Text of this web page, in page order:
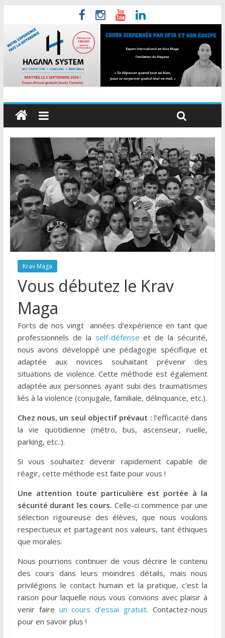
Krav Maga
Vous débutez le Krav
Maga
Forts de nos vingt années d’expérience en tant que
professionnels de la self-défense et de la sécurité,
nous avons développé une pédagogie spécifique et
adaptée aux novices souhaitant prévenir des
situations de violence. Cette méthode est également
adaptée aux personnes ayant subi des traumatismes
liés à la violence (conjugale, familiale, délinquance, etc.).
Chez nous, un seul objectif prévaut : l’efficacité dans
la vie quotidienne (métro, bus, ascenseur, ruelle,
parking, etc..).
Si vous souhaitez devenir rapidement capable de
réagir, cette méthode est faite pour vous !
Une attention toute particulière est portée à la
sécurité durant les cours. Celle-ci commence par une
sélection rigoureuse des élèves, que nous voulons
respectueux et partageant nos valeurs, tant éthiques
que morales.
Nous pourrions continuer de vous décrire le contenu
des cours dans leurs moindres détails, mais nous
privilégions le contact humain et la pratique, c’est la
raison pour laquelle nous vous convions avec plaisir à
venir faire un cours d’essai gratuit. Contactez-nous
pour en savoir plus !